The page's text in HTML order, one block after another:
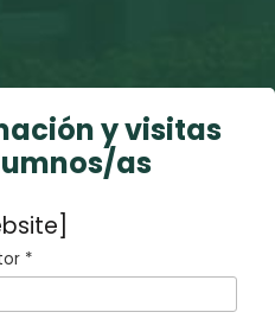
y visitas
as
*